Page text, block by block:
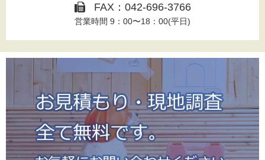
FAX：042-696-3766
営業時間 9：00〜18：00(平日)